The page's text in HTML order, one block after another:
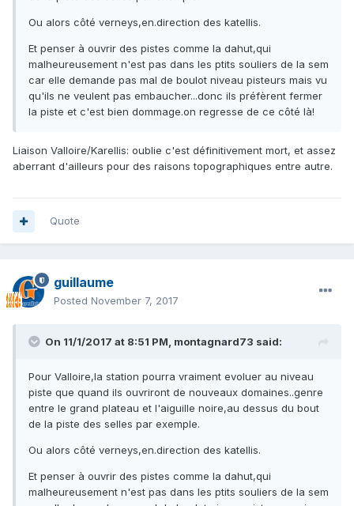
Ou alors côté verneys,en.direction des katellis.
Et penser à ouvrir des pistes comme la dahut,qui
malheureusement n'est pas dans les ptits souliers de la sem
car elle demande pas mal de boulot niveau pisteurs mais vu
qu'ils ne veulent pas embaucher...donc ils préfèrent fermer
la piste et c'est bien dommage.on regresse de ce côté là!
Liaison Valloire/Karellis: oublie c'est définitivement mort, et assez
aberrant d'ailleurs pour des raisons topographiques entre autre.
Quote
guillaume
Posted November 7, 2017
On 11/1/2017 at 8:51 PM, montagnard73 said:
Pour Valloire,la station pourra vraiment evoluer au niveau
piste que quand ils ouvriront de nouveaux domaines..genre
entre le grand plateau et l'aiguille noire,au dessus du bout
de la piste des selles par exemple.
Ou alors côté verneys,en.direction des katellis.
Et penser à ouvrir des pistes comme la dahut,qui
malheureusement n'est pas dans les ptits souliers de la sem